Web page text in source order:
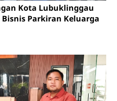
Kota Lubuklinggau
Parkiran Keluarga